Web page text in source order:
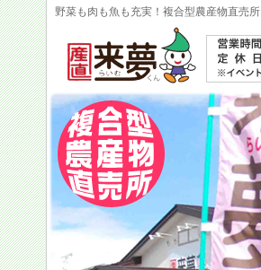
野菜も肉も魚も充実！複合型農産物直売所